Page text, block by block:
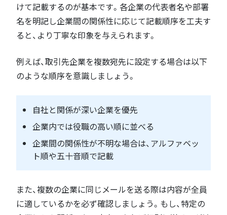
けて記載するのが基本です。各企業の代表者名や部署
名を明記し企業間の関係性に応じて記載順序を工夫す
ると、より丁寧な印象を与えられます。
例えば、取引先企業を複数宛先に設定する場合は以下
のような順序を意識しましょう。
自社と関係が深い企業を優先
企業内では役職の高い順に並べる
企業間の関係性が不明な場合は、アルファベッ
ト順や五十音順で記載
また、複数の企業に同じメールを送る際は内容が全員
に適しているかを必ず確認しましょう。もし、特定の